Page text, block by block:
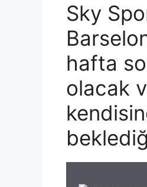
Sky
hafta
olacak